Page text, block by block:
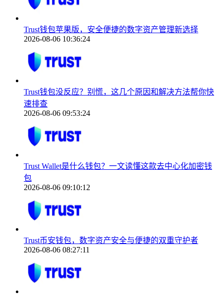
Trust钱包苹果版，安全便捷的数字资产管理新选择
2026-08-06 10:36:24
Trust钱包没反应？别慌，这几个原因和解决方法帮你快
速排查
2026-08-06 09:53:24
Trust Wallet是什么钱包？一文读懂这款去中心化加密钱
包
2026-08-06 09:10:12
Trust币安钱包，数字资产安全与便捷的双重守护者
2026-08-06 08:27:11